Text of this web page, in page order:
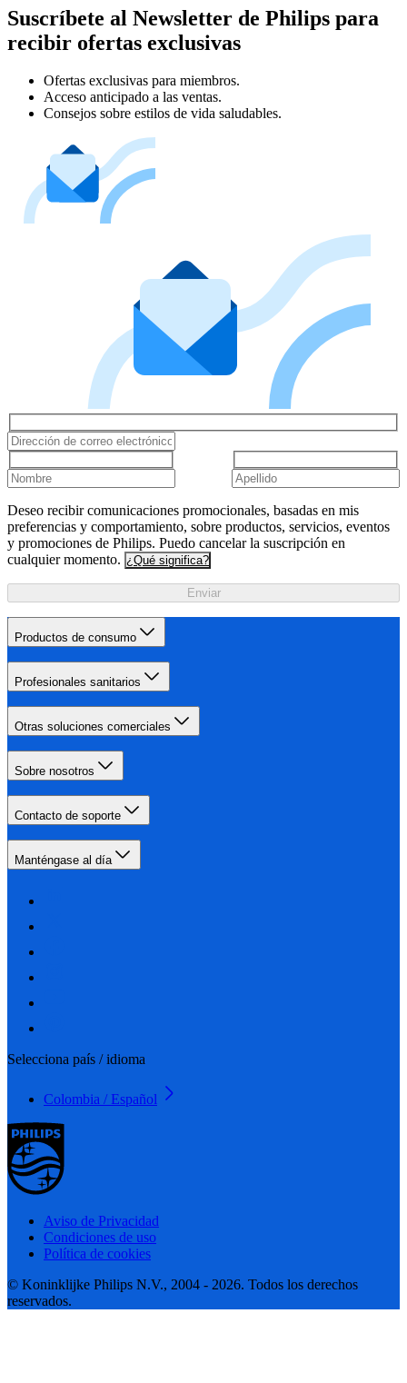
Suscríbete al Newsletter de Philips para
recibir ofertas exclusivas
Ofertas exclusivas para miembros.
Acceso anticipado a las ventas.
Consejos sobre estilos de vida saludables.
Deseo recibir comunicaciones promocionales, basadas en mis
preferencias y comportamiento, sobre productos, servicios, eventos
y promociones de Philips. Puedo cancelar la suscripción en
cualquier momento. ¿Qué significa?
Enviar
Productos de consumo
Profesionales sanitarios
Otras soluciones comerciales
Sobre nosotros
Contacto de soporte
Manténgase al día
Selecciona país / idioma
Colombia / Español
Aviso de Privacidad
Condiciones de uso
Política de cookies
© Koninklijke Philips N.V., 2004 - 2026. Todos los derechos
reservados.